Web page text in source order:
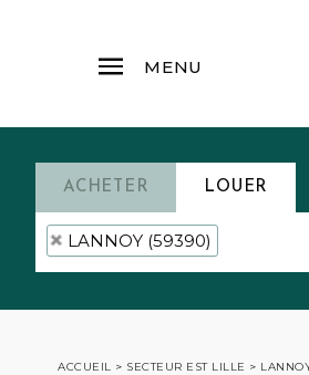
MENU
ACHETER LOUER
LANNOY (59390)
ACCUEIL > SECTEUR EST LILLE >